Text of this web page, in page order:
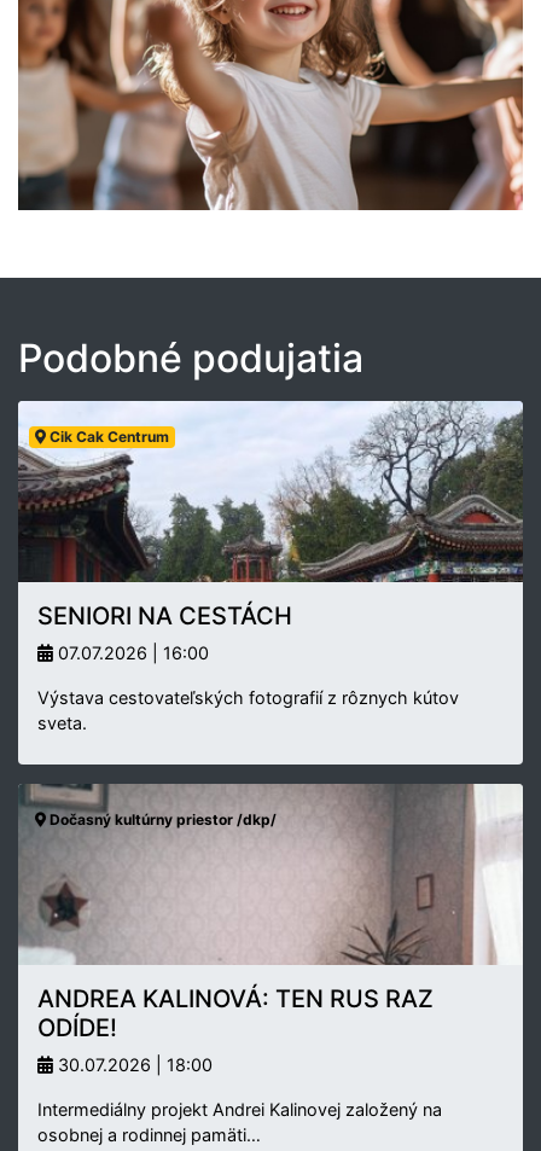
Podobné podujatia
Cik Cak Centrum
SENIORI NA CESTÁCH
07.07.2026 | 16:00
Výstava cestovateľských fotografií z rôznych kútov
sveta.
Dočasný kultúrny priestor /dkp/
ANDREA KALINOVÁ: TEN RUS RAZ
ODÍDE!
30.07.2026 | 18:00
Intermediálny projekt Andrei Kalinovej založený na
osobnej a rodinnej pamäti…